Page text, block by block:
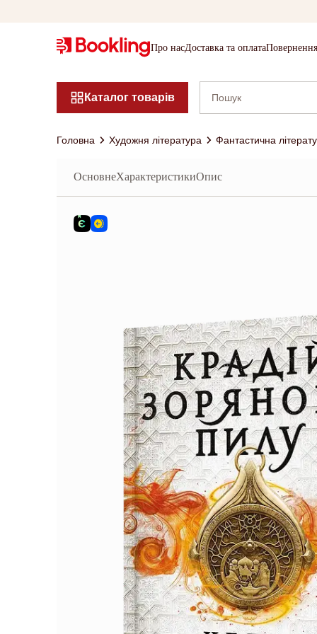
Про насДоставка та оплата
Каталог товарів
Головна Художня література Фантастична
ОсновнеХарактеристикиОпис